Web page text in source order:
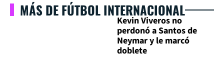
MÁS DE FÚTBOL INTERNACIONAL
Kevin Viveros no
perdonó a Santos de
Neymar y le marcó
doblete